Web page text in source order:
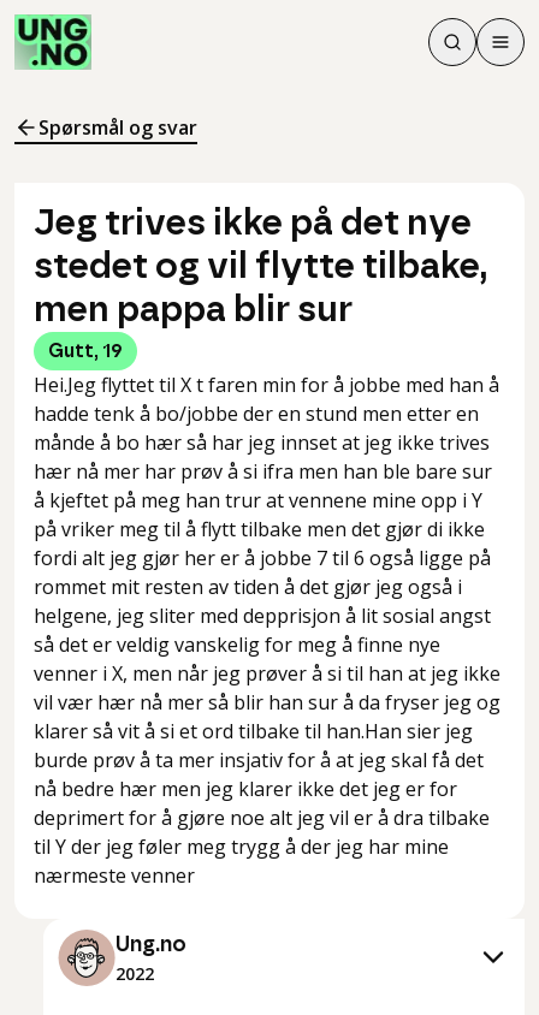
Søk
Søk
Meny
Spørsmål og svar
Jeg trives ikke på det nye
stedet og vil flytte tilbake,
men pappa blir sur
Gutt, 19
Hei.Jeg flyttet til X t faren min for å jobbe med han å
hadde tenk å bo/jobbe der en stund men etter en
månde å bo hær så har jeg innset at jeg ikke trives
hær nå mer har prøv å si ifra men han ble bare sur
å kjeftet på meg han trur at vennene mine opp i Y
på vriker meg til å flytt tilbake men det gjør di ikke
fordi alt jeg gjør her er å jobbe 7 til 6 også ligge på
rommet mit resten av tiden å det gjør jeg også i
helgene, jeg sliter med depprisjon å lit sosial angst
så det er veldig vanskelig for meg å finne nye
venner i X, men når jeg prøver å si til han at jeg ikke
vil vær hær nå mer så blir han sur å da fryser jeg og
klarer så vit å si et ord tilbake til han.Han sier jeg
burde prøv å ta mer insjativ for å at jeg skal få det
nå bedre hær men jeg klarer ikke det jeg er for
deprimert for å gjøre noe alt jeg vil er å dra tilbake
til Y der jeg føler meg trygg å der jeg har mine
nærmeste venner
Ung.no
2022